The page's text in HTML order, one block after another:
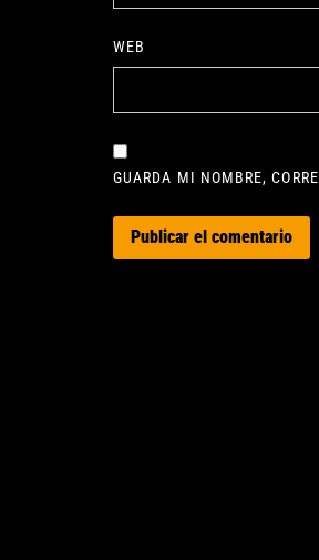
WEB
GUARDA MI NOMBRE,